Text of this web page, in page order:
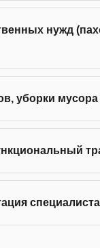
нужд
уборки мусора